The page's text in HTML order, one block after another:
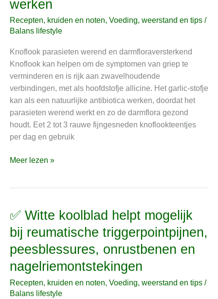
werken
Recepten, kruiden en noten, Voeding, weerstand en tips /
Balans lifestyle
Knoflook parasieten werend en darmfloraversterkend
Knoflook kan helpen om de symptomen van griep te
verminderen en is rijk aan zwavelhoudende
verbindingen, met als hoofdstofje allicine. Het garlic-stofje
kan als een natuurlijke antibiotica werken, doordat het
parasieten werend werkt en zo de darmflora gezond
houdt. Eet 2 tot 3 rauwe fijngesneden knoflookteentjes
per dag en gebruik
werend,
’t
garlic-
kan
als
een
natuurlijke
antibiotica
werken
Meer lezen »
✅ Witte koolblad helpt mogelijk
bij reumatische triggerpointpijnen,
peesblessures, onrustbenen en
nagelriemontstekingen
Recepten, kruiden en noten, Voeding, weerstand en tips /
Balans lifestyle
✅
koolblad
helpt
bij
reumatische